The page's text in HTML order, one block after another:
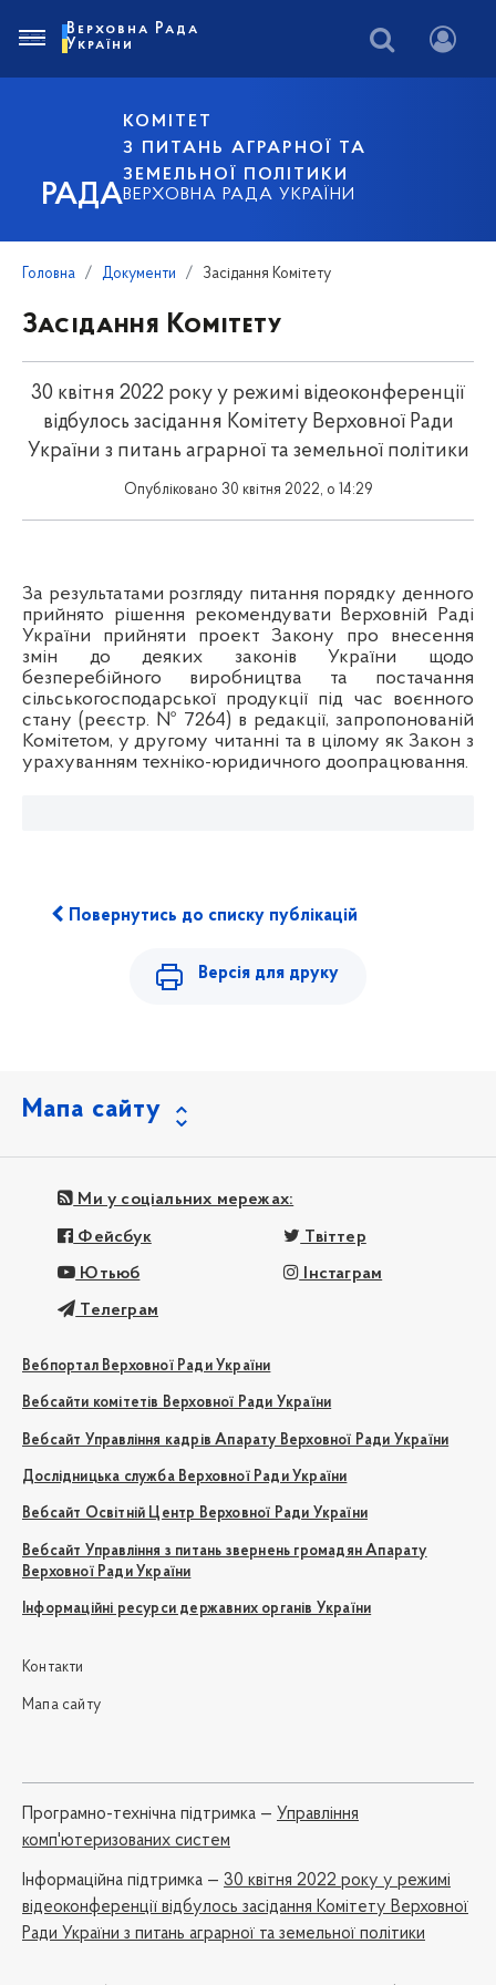
РАДА
КОМІТЕТ
З ПИТАНЬ АГРАРНОЇ ТА
ЗЕМЕЛЬНОЇ ПОЛІТИКИ
ВЕРХОВНА РАДА УКРАЇНИ
Верховна Рада
України
Головна Документи Засідання Комітету
Засідання Комітету
30 квітня 2022 року у режимі відеоконференції
відбулось засідання Комітету Верховної Ради
України з питань аграрної та земельної політики
Опубліковано 30 квітня 2022, о 14:29
За результатами розгляду питання порядку денного
прийнято рішення рекомендувати Верховній Раді
України прийняти проект Закону про внесення
змін до деяких законів України щодо
безперебійного виробництва та постачання
сільськогосподарської продукції під час воєнного
стану (реєстр. № 7264) в редакції, запропонованій
Комітетом, у другому читанні та в цілому як Закон з
урахуванням техніко-юридичного доопрацювання.
Повернутись до списку публікацій
Версія для друку
Мапа сайту
Ми у соціальних мережах:
Фейсбук Твіттер
Ютьюб Інстаграм
Телеграм
Вебпортал Верховної Ради України
Вебсайти комітетів Верховної Ради України
Вебсайт Управління кадрів Апарату Верховної Ради України
Дослідницька служба Верховної Ради України
Вебсайт Освітній Центр Верховної Ради України
Вебсайт Управління з питань звернень громадян Апарату
Верховної Ради України
Інформаційні ресурси державних органів України
Контакти
Мапа сайту
Програмно-технічна підтримка — Управління
комп'ютеризованих систем
Iнформаційна підтримка — 30 квітня 2022 року у режимі
відеоконференції відбулось засідання Комітету Верховної
Ради України з питань аграрної та земельної політики